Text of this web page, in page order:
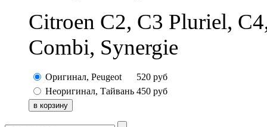
Citroen C2, C3 Pluriel,
Combi, Synergie
Оригинал, Peugeot 520 руб
Неоригинал, Тайвань 450 руб